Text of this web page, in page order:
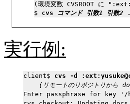
(環境変数 CVSROOT に
$ cvs コマンド 引数1 引数2
実行例:
client$ cvs -d
(リモートのリポジトリから
Enter passphrase for key